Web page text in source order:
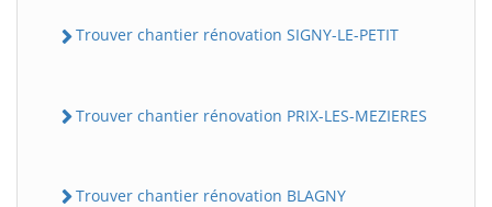
Trouver chantier rénovation SIGNY-LE-PETIT
Trouver chantier rénovation PRIX-LES-MEZIERES
Trouver chantier rénovation BLAGNY